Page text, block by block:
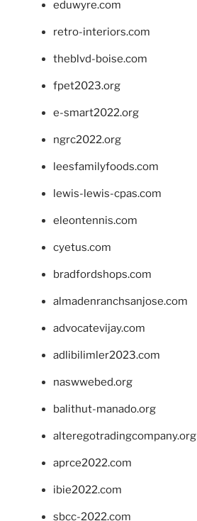
eduwyre.com
retro-interiors.com
theblvd-boise.com
fpet2023.org
e-smart2022.org
ngrc2022.org
leesfamilyfoods.com
lewis-lewis-cpas.com
eleontennis.com
cyetus.com
bradfordshops.com
almadenranchsanjose.com
advocatevijay.com
adlibilimler2023.com
naswwebed.org
balithut-manado.org
alteregotradingcompany.org
aprce2022.com
ibie2022.com
sbcc-2022.com